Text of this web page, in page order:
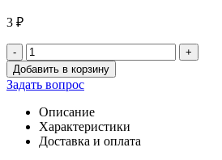
3 ₽
- +
Количество
товара
Прокладка
шкворня
Хантер
Спайсер
Добавить в корзину
Задать вопрос
Описание
Характеристики
Доставка и оплата